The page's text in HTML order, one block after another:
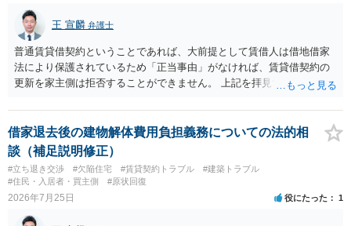
王 宣麟 弁護士
普通賃貸借契約ということであれば、大前提として賃借人は借地借家
法により保護されているため「正当事由」がなければ、賃貸借契約の
更新を家主側は拒否することができません。 上記を拝見する限り、通
定期確認させてもらないこと」が直ちに正当事由に当たるとは思えま
せんので、更新拒絶を拒否される方向性でよろしいかと存じます。 そ
の交渉の中で、一定の金銭をもらえれば退去には応じる旨交渉をして
みるのはいかがでしょうか。 過去に賃借人の許可なく無断で賃貸人が
入室する行為自体は不法行為となり、また刑事的にも住居侵入罪が成
立する可能性がありますので、これを理由に一定の金銭賠償を求める
借家退去後の建物解体費用負担義務についての法的相
談（補足説明修正）
#立ち退き交渉 #欠陥住宅 #賃貸契約トラブル
#建築トラブル
#住民・入居者・買主側
#原状回復
2026年7月25日 役にたった 1